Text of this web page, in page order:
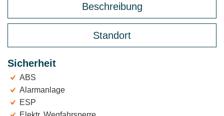
Beschreibung
Standort
Sicherheit
ABS
Alarmanlage
ESP